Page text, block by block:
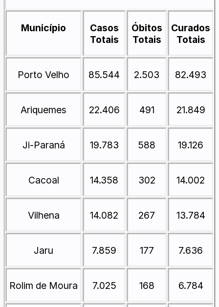
Município
Casos
Totais
Óbitos
Totais
Curados
Totais
Porto Velho 85.544 2.503 82.493
Ariquemes 22.406 491 21.849
Ji-Paraná 19.783 588 19.126
Cacoal 14.358 302 14.002
Vilhena 14.082 267 13.784
Jaru 7.859 177 7.636
Rolim de Moura 7.025 168 6.784